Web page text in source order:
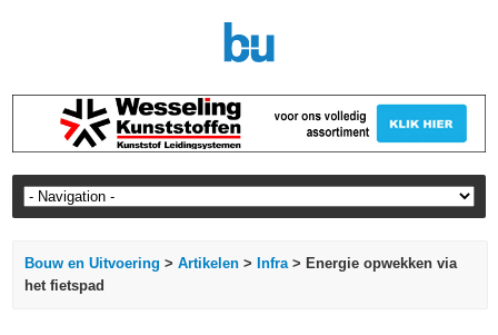
Bouw en Uitvoering >Artikelen > Infra> Energie opwekken via
het fietspad